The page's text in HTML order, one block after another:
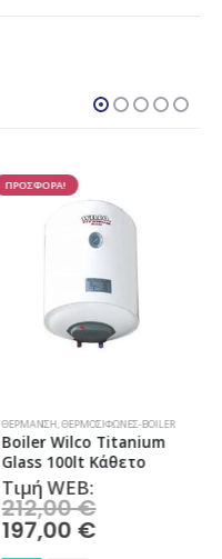
ΠΡΟΣΦΟΡΑ!
ΘΈΡΜΑΝΣΗ ΘΕΡΜΟΣΊΦΩΝΕΣ-BOILER
Boiler Wilco Titanium
Glass 100lt Κάθετο
Τιμή WEB:
212,00€
197,00 €Η
τρέχουσα